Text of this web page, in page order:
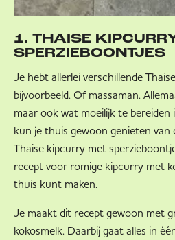
1. THAISE
SPERZIEBOONTJES
Je hebt allerlei verschillende
bijvoorbeeld. Of massaman.
maar ook wat moeilijk te bereiden
kun je thuis gewoon genieten van
Thaise kipcurry met
recept voor romige kipcurry met
thuis kunt maken.
Je maakt dit recept gewoon met
kokosmelk. Daarbij gaat alles in